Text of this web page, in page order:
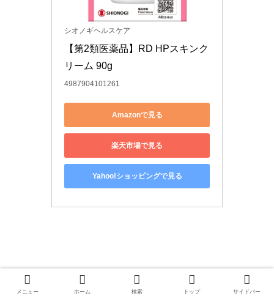
シオノギヘルスケア
【第2類医薬品】RD HPスキンク
リーム 90g
4987904101261
Amazonで見る
楽天市場で見る
Yahoo!ショッピングで見る
メニュー ホーム 検索 トップ サイドバー